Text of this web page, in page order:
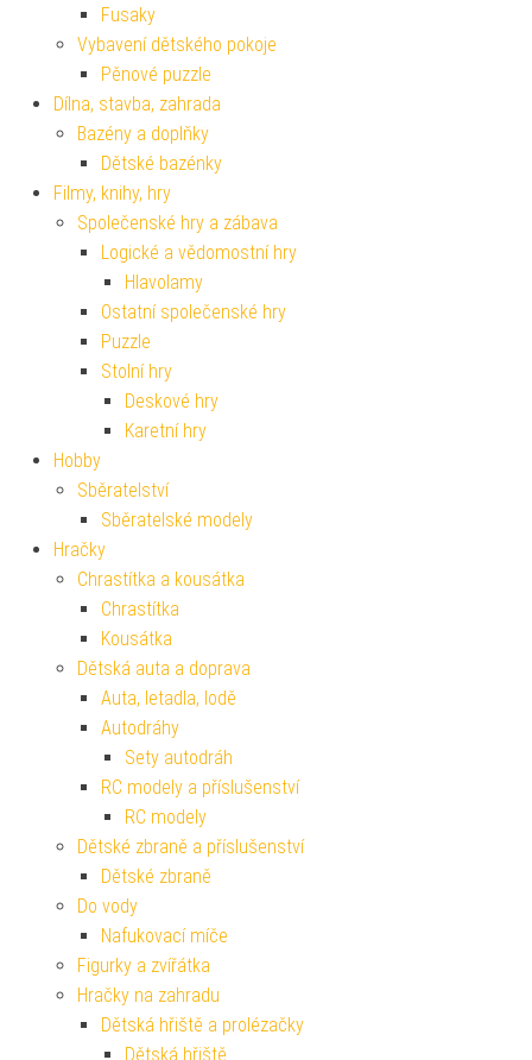
Fusaky
Vybavení dětského pokoje
Pěnové puzzle
Dílna, stavba, zahrada
Bazény a doplňky
Dětské bazénky
Filmy, knihy, hry
Společenské hry a zábava
Logické a vědomostní hry
Hlavolamy
Ostatní společenské hry
Puzzle
Stolní hry
Deskové hry
Karetní hry
Hobby
Sběratelství
Sběratelské modely
Hračky
Chrastítka a kousátka
Chrastítka
Kousátka
Dětská auta a doprava
Auta, letadla, lodě
Autodráhy
Sety autodráh
RC modely a příslušenství
RC modely
Dětské zbraně a příslušenství
Dětské zbraně
Do vody
Nafukovací míče
Figurky a zvířátka
Hračky na zahradu
Dětská hřiště a prolézačky
Dětská hřiště